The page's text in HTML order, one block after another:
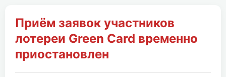
Приём заявок участников
лотереи Green Card временно
приостановлен